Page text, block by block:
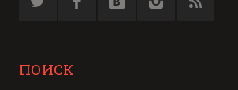
ПОИСК